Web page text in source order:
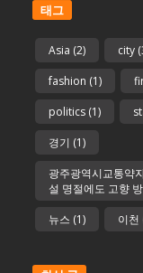
태그
Asia (2) city
fashion (1)
politics (1)
경기 (1)
광주광역시교통약
설 명절에도 고향
뉴스 (1) 이천